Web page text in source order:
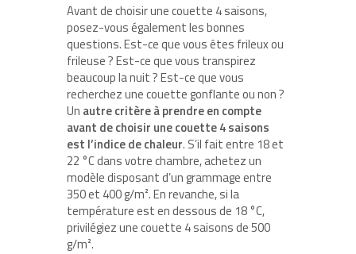
Avant de choisir une couette 4 saisons,
posez-vous également les bonnes
questions. Est-ce que vous êtes frileux ou
frileuse ? Est-ce que vous transpirez
beaucoup la nuit ? Est-ce que vous
recherchez une couette gonflante ou non ?
Un autre critère à prendre en compte
avant de choisir une couette 4 saisons
est l’indice de chaleur. S’il fait entre 18 et
22 °C dans votre chambre, achetez un
modèle disposant d’un grammage entre
350 et 400 g/m². En revanche, si la
température est en dessous de 18 °C,
privilégiez une couette 4 saisons de 500
g/m².